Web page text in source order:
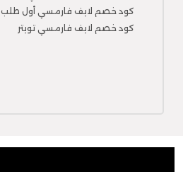
كود خصم لايف فارمسي أول طلب
كود خصم لايف فارمسي تويتر